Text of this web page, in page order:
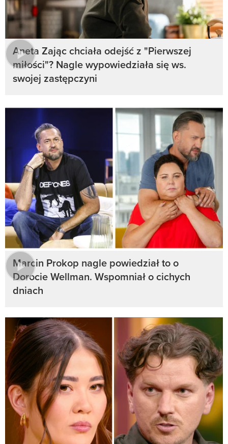
Aneta Zając chciała odejść z "Pierwszej
miłości"? Nagle wypowiedziała się ws.
swojej zastępczyni
Marcin Prokop nagle powiedział to o
Dorocie Wellman. Wspomniał o cichych
dniach